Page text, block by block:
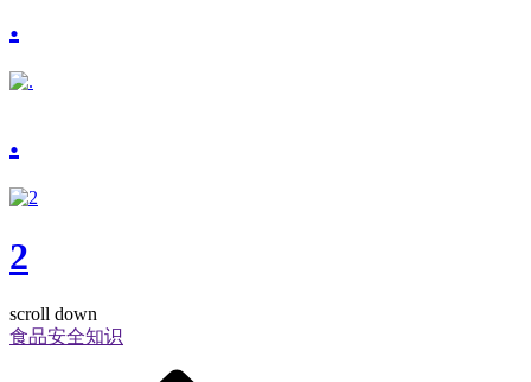
.
.
2
scroll down
食品安全知识